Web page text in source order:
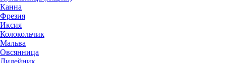
Канна
Фрезия
Иксия
Колокольчик
Мальва
Овсянница
Лилейник